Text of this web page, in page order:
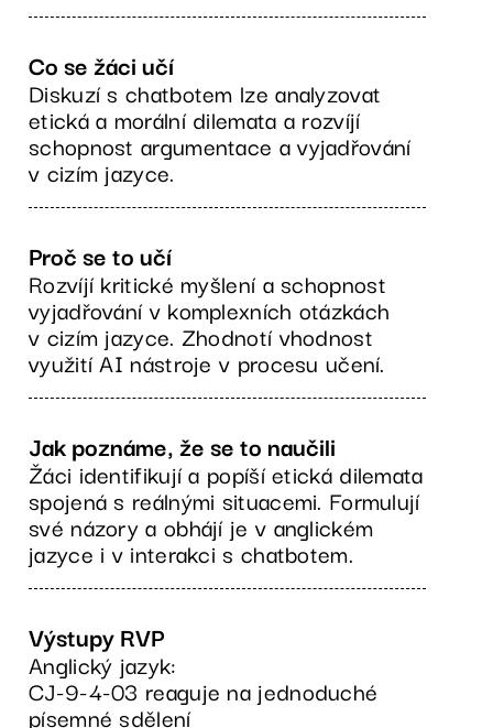
Co se žáci učí
Diskuzí s chatbotem lze analyzovat
etická a morální dilemata a rozvíjí
schopnost argumentace a vyjadřování
v cizím jazyce.
Proč se to učí
Rozvíjí kritické myšlení a schopnost
vyjadřování v komplexních otázkách
v cizím jazyce. Zhodnotí vhodnost
využití AI nástroje v procesu učení.
Jak poznáme, že se to naučili
Žáci identifikují a popíší etická dilemata
spojená s reálnými situacemi. Formulují
své názory a obhájí je v anglickém
jazyce i v interakci s chatbotem.
Výstupy RVP
Anglický jazyk:
CJ-9-4-03 reaguje na jednoduché
písemné sdělení